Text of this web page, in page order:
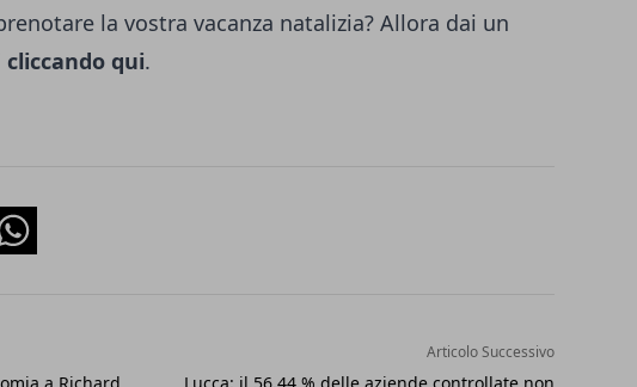
la vostra vacanza natalizia? Allora dai un
cliccando qui.
Articolo Successivo